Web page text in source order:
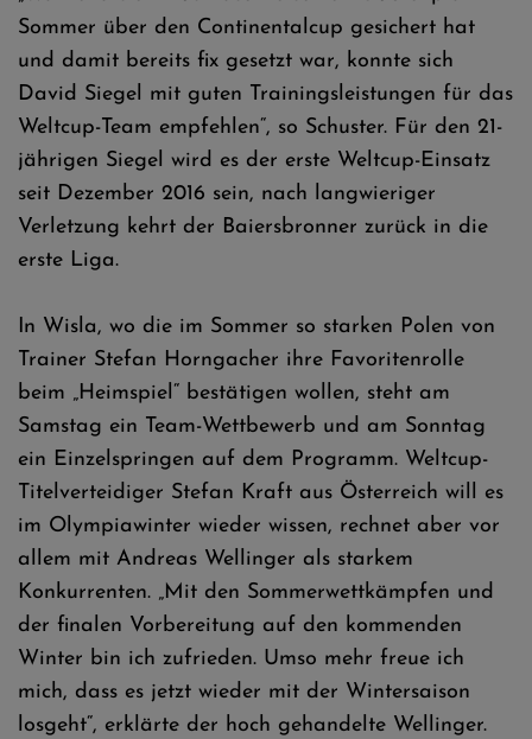
Sommer über den Continentalcup gesichert hat
und damit bereits fix gesetzt war, konnte sich
David Siegel mit guten Trainingsleistungen für das
Weltcup-Team empfehlen“, so Schuster. Für den 21-
jährigen Siegel wird es der erste Weltcup-Einsatz
seit Dezember 2016 sein, nach langwieriger
Verletzung kehrt der Baiersbronner zurück in die
erste Liga.
In Wisla, wo die im Sommer so starken Polen von
Trainer Stefan Horngacher ihre Favoritenrolle
beim „Heimspiel“ bestätigen wollen, steht am
Samstag ein Team-Wettbewerb und am Sonntag
ein Einzelspringen auf dem Programm. Weltcup-
Titelverteidiger Stefan Kraft aus Österreich will es
im Olympiawinter wieder wissen, rechnet aber vor
allem mit Andreas Wellinger als starkem
Konkurrenten. „Mit den Sommerwettkämpfen und
der finalen Vorbereitung auf den kommenden
Winter bin ich zufrieden. Umso mehr freue ich
mich, dass es jetzt wieder mit der Wintersaison
losgeht“, erklärte der hoch gehandelte Wellinger.